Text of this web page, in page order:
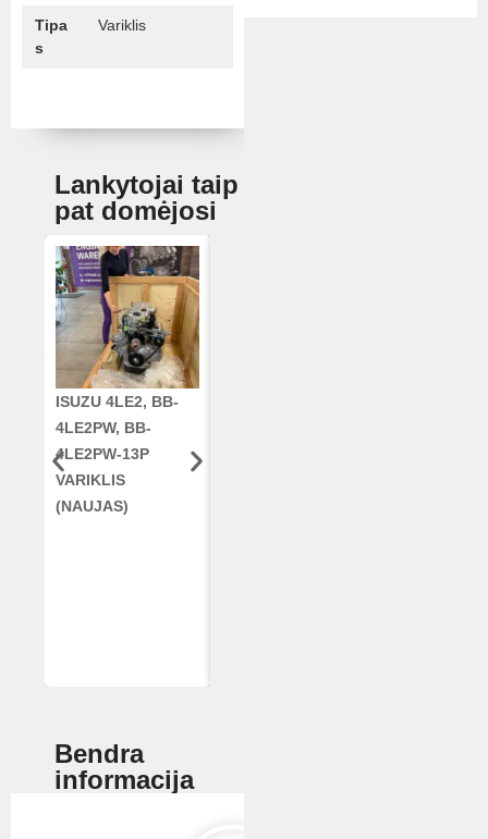
Tipa
s
Variklis
Lankytojai taip
pat domėjosi
ISUZU 4LE2, BB-
4LE2PW, BB-
4LE2PW-13P
VARIKLIS
(NAUJAS)
Bendra
informacija